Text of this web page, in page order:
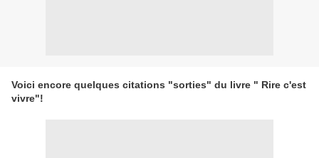
Voici encore quelques citations "sorties" du livre " Rire c'est
vivre"!